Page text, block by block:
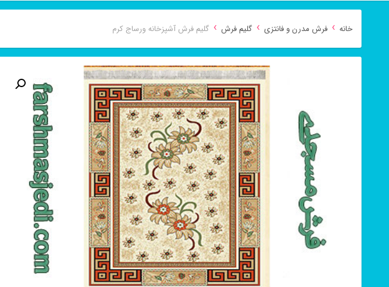
خانه › فرش مدرن و فانتزی › گلیم فرش › گلیم فرش آشپزخانه ورساج کرم